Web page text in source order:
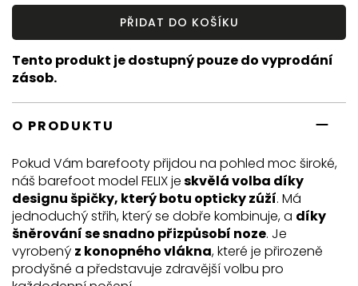
PŘIDAT DO KOŠÍKU
Tento produkt je dostupný pouze do vyprodání
zásob.
O PRODUKTU
Pokud Vám barefooty přijdou na pohled moc široké,
náš barefoot model FELIX jeskvělá volba díky
designu špičky, který botu opticky zúží. Má
jednoduchý střih, který se dobře kombinuje, a díky
šněrování se snadno přizpůsobí noze. Je
vyrobený z konopného vlákna, které je přirozeně
prodyšné a představuje zdravější volbu pro